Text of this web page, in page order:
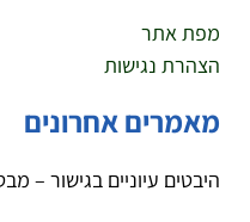
מפת אתר
הצהרת נגישות
מאמרים אחרונים
היבטים עיוניים בגישור –